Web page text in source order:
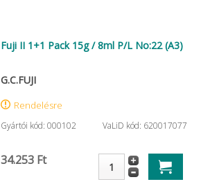
Fuji II 1+1 Pack 15g / 8ml P/L No:22 (A3)
G.C.FUJI
Rendelésre
Gyártói kód: 000102 VaLiD kód: 620017077
34.253 Ft